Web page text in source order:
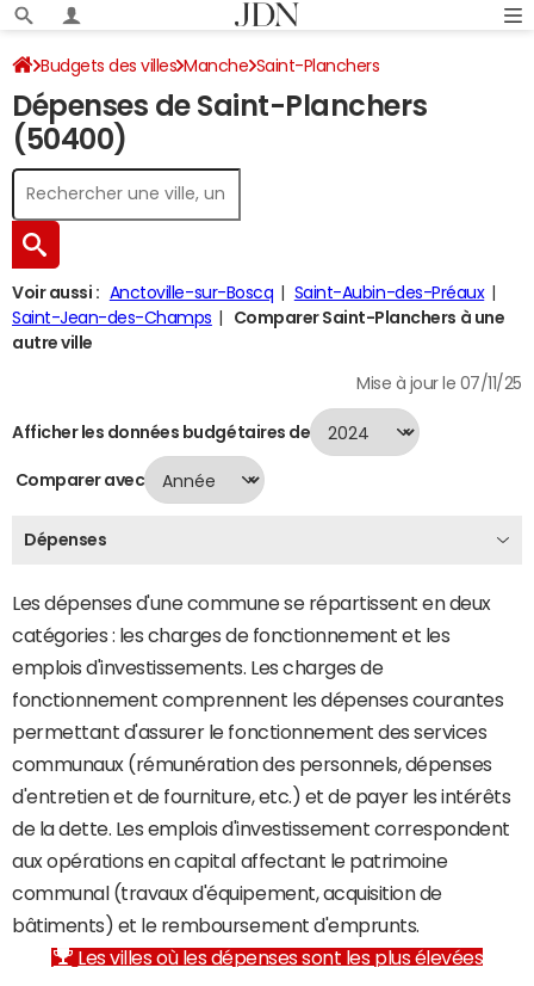
Budgets des villes Manche Saint-Planchers
Dépenses 2024
Dépenses de Saint-Planchers
(50400)
Voir aussi : Anctoville-sur-Boscq
Saint-Aubin-des-Préaux
Saint-Jean-des-Champs
Comparer Saint-Planchers à une
autre ville
Mise à jour le 07/11/25
Afficher les données budgétaires de
Comparer avec
Dépenses
Les dépenses d'une commune se répartissent en deux
catégories : les charges de fonctionnement et les
emplois d'investissements. Les charges de
fonctionnement comprennent les dépenses courantes
permettant d'assurer le fonctionnement des services
communaux (rémunération des personnels, dépenses
d'entretien et de fourniture, etc.) et de payer les intérêts
de la dette. Les emplois d'investissement correspondent
aux opérations en capital affectant le patrimoine
communal (travaux d'équipement, acquisition de
bâtiments) et le remboursement d'emprunts.
Les villes où les dépenses sont les plus élevées